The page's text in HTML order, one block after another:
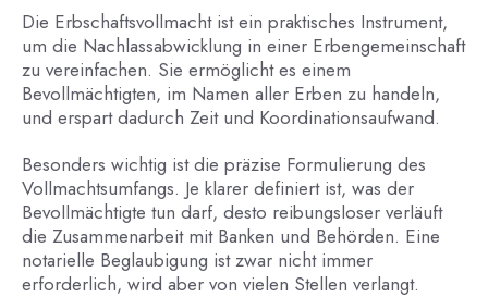
Die Erbschaftsvollmacht ist ein praktisches Instrument,
um die Nachlassabwicklung in einer Erbengemeinschaft
zu vereinfachen. Sie ermöglicht es einem
Bevollmächtigten, im Namen aller Erben zu handeln,
und erspart dadurch Zeit und Koordinationsaufwand.
Besonders wichtig ist die präzise Formulierung des
Vollmachtsumfangs. Je klarer definiert ist, was der
Bevollmächtigte tun darf, desto reibungsloser verläuft
die Zusammenarbeit mit Banken und Behörden. Eine
notarielle Beglaubigung ist zwar nicht immer
erforderlich, wird aber von vielen Stellen verlangt.